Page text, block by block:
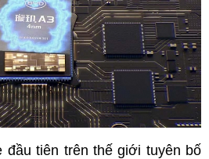
đầu tiên trên thế giới tuyên bố